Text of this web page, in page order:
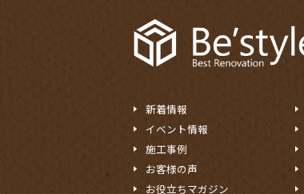
新着情報
イベント情報
施工事例
お客様の声
お役立ちマガジン